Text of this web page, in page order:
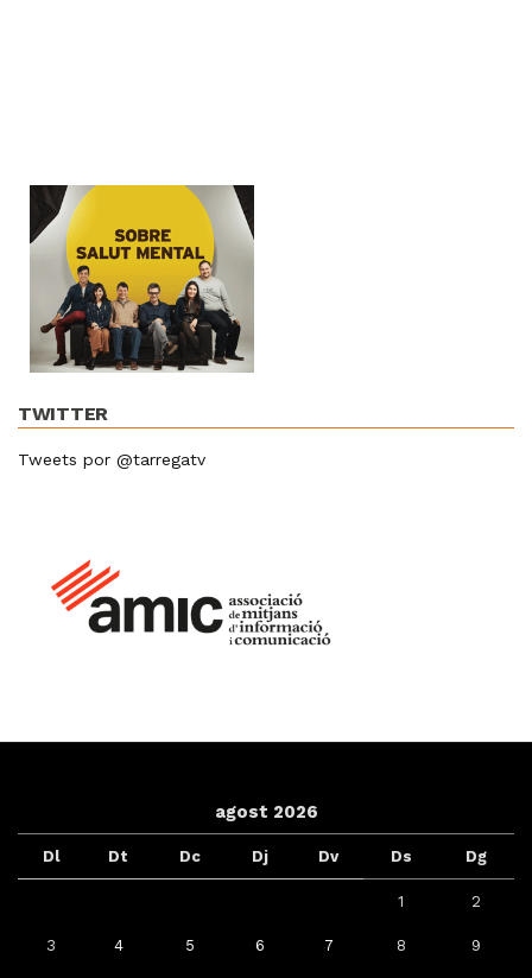
TWITTER
Tweets por @tarregatv
agost 2026
Dl Dt Dc Dj Dv Ds Dg
1 2
3 4 5 6 7 8 9